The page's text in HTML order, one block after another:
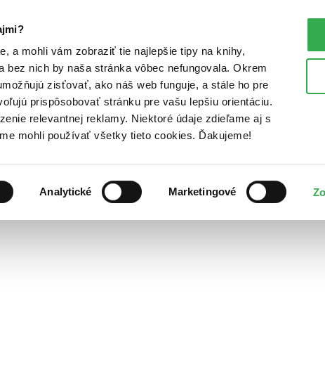
a mohli vám zobraziť tie najlepšie tipy na knihy,
nich by naša stránka vôbec nefungovala. Okrem
zisťovať, ako náš web funguje, a stále ho pre
prispôsobovať stránku pre vašu lepšiu orientáciu.
relevantnej reklamy. Niektoré údaje zdieľame aj s
mohli používať všetky tieto cookies. Ďakujeme!
Analytické Marketingové